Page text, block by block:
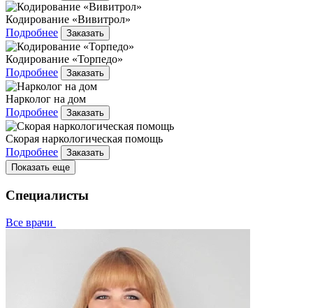
Кодирование «Вивитрол»
Подробнее
Заказать
Кодирование «Торпедо»
Подробнее
Заказать
Нарколог на дом
Подробнее
Заказать
Скорая наркологическая помощь
Подробнее
Заказать
Показать еще
Специалисты
Все врачи